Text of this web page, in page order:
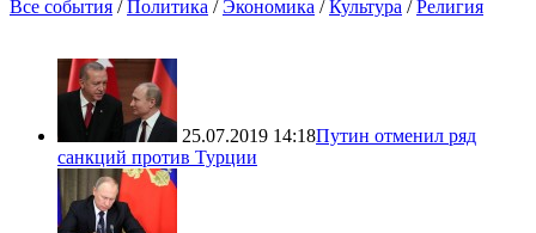
Все события /Политика /Экономика /Культура /Религия
25.07.2019 14:18Путин отменил ряд
санкций против Турции